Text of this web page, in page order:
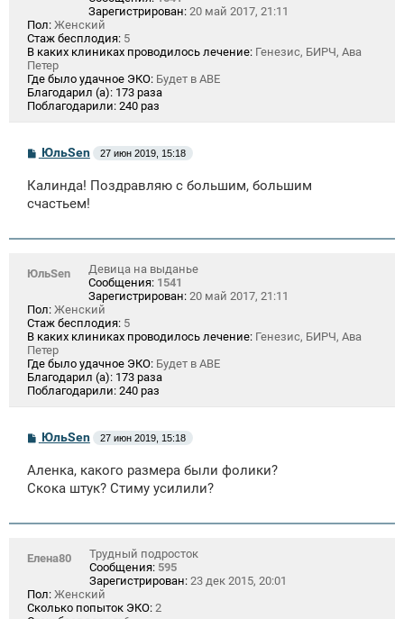
Зарегистрирован: 20 май 2017, 21:11
Пол: Женский
Стаж бесплодия: 5
В каких клиниках проводилось лечение: Генезис, БИРЧ, Ава
Петер
Где было удачное ЭКО: Будет в АВЕ
Благодарил (а): 173 раза
Поблагодарили: 240 раз
С
б
щ
и
ЮльSen 27 июн 2019, 15:18
Калинда! Поздравляю с большим, большим
счастьем!
ЮльSen
Девица на выданье
Сообщения: 1541
Зарегистрирован: 20 май 2017, 21:11
Пол: Женский
Стаж бесплодия: 5
В каких клиниках проводилось лечение: Генезис, БИРЧ, Ава
Петер
Где было удачное ЭКО: Будет в АВЕ
Благодарил (а): 173 раза
Поблагодарили: 240 раз
С
б
щ
и
ЮльSen 27 июн 2019, 15:18
Аленка, какого размера были фолики?
Скока штук? Стиму усилили?
Елена80
Трудный подросток
Сообщения: 595
Зарегистрирован: 23 дек 2015, 20:01
Пол: Женский
Сколько попыток ЭКО: 2